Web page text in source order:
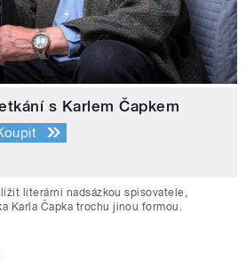
s Karlem Čapkem
literární nadsázkou spisovatele,
Karla Čapka trochu jinou formou.